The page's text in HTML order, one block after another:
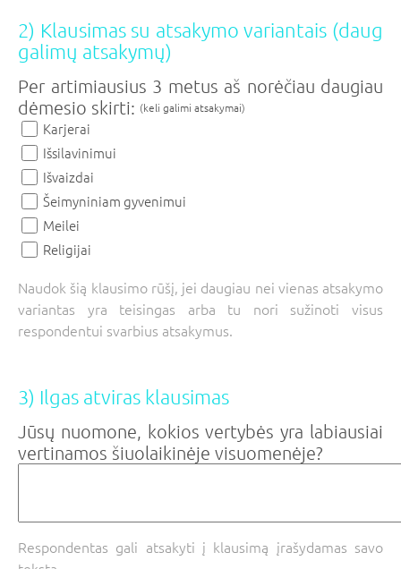
2) Klausimas su atsakymo variantais (daug
galimų atsakymų)
Per artimiausius 3 metus aš norėčiau daugiau
dėmesio skirti: (keli galimi atsakymai)
Karjerai
Išsilavinimui
Išvaizdai
Šeimyniniam gyvenimui
Meilei
Religijai
Naudok šią klausimo rūšį, jei daugiau nei vienas atsakymo
variantas yra teisingas arba tu nori sužinoti visus
respondentui svarbius atsakymus.
3) Ilgas atviras klausimas
Jūsų nuomone, kokios vertybės yra labiausiai
vertinamos šiuolaikinėje visuomenėje?
Respondentas gali atsakyti į klausimą įrašydamas savo